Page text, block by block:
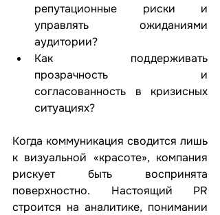
репутационные риски и
управлять ожиданиями
аудитории?
Как поддерживать
прозрачность и
согласованность в кризисных
ситуациях?
Когда коммуникация сводится лишь
к визуальной «красоте», компания
рискует быть воспринята
поверхностно. Настоящий PR
строится на аналитике, понимании